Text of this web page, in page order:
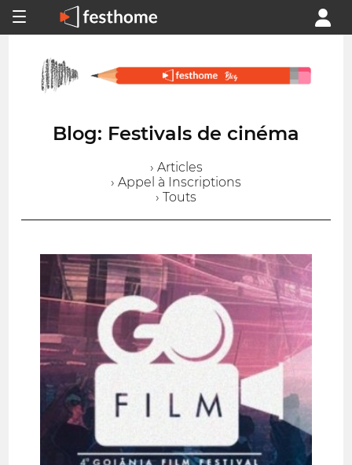
Blog: Festivals de cinéma
› Articles
› Appel à Inscriptions
› Touts